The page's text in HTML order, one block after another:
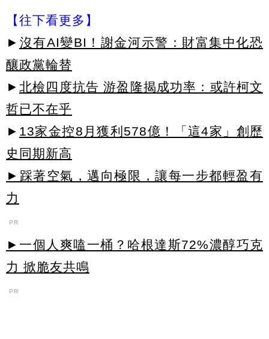
【往下看更多】
► 沒有AI變BI！謝金河示警：財富集中化恐
釀政黨輪替
► 北檢四度抗告 游盈隆揭成功率：或許柯文
哲已不在乎
► 13家金控8月獲利578億！「這4家」創歷
史同期新高
►踩著空氣，邁向極限，讓每一步都輕盈有
力
PR
►一個人爽嗑一桶？哈根達斯72%濃醇巧克
力 掀脆友共鳴
PR